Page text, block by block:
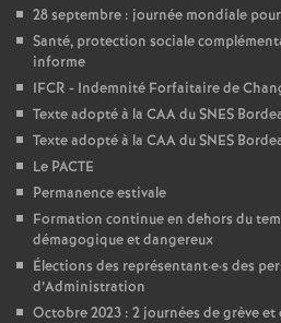
28 septembre : journée mondiale
Santé, protection sociale
informe
IFCR - Indemnité Forfaitaire de
Texte adopté à la CAA du SNES
Texte adopté à la CAA du SNES
Le PACTE
Permanence estivale
Formation continue en dehors du
démagogique et dangereux
Élections des représentant·e·s des
d’Administration
Octobre 2023 : 2 journées de grève